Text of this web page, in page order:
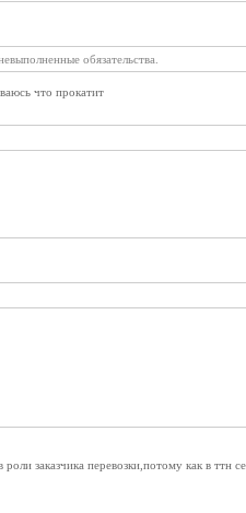
обязательства.
что прокатит
заказчика перевозки,потому как в ттн